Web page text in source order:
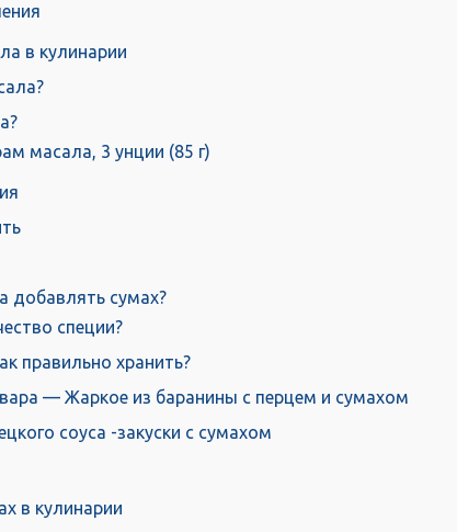
в кулинарии
масала, 3 унции (85 г)
добавлять сумах?
специи?
правильно хранить?
— Жаркое из баранины с перцем и сумахом
соуса -закуски с сумахом
в кулинарии